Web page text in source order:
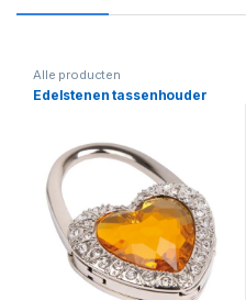
Alle producten
Edelstenen tassenhouder